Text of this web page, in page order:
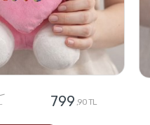
799 ,90 TL